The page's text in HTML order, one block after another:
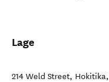
Lage
214 Weld Street, Hokitika,